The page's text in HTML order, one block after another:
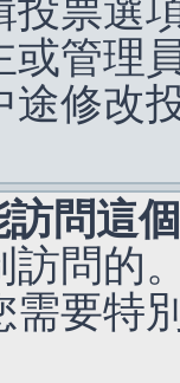
投票選
或管理
途修改
問這
訪問的
需要特